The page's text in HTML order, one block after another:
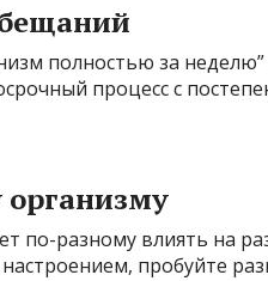
полностью за
процесс с
организму
по-разному влиять на
пробуйте